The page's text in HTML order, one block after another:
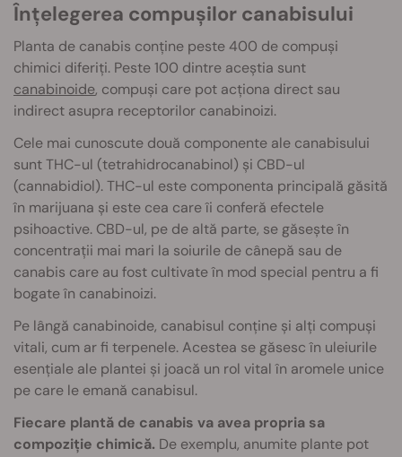
Înțelegerea compușilor canabisului
Planta de canabis conține peste 400 de compuși
chimici diferiți. Peste 100 dintre aceștia sunt
canabinoide, compuși care pot acționa direct sau
indirect asupra receptorilor canabinoizi.
Cele mai cunoscute două componente ale canabisului
sunt THC-ul (tetrahidrocanabinol) și CBD-ul
(cannabidiol). THC-ul este componenta principală găsită
în marijuana și este cea care îi conferă efectele
psihoactive. CBD-ul, pe de altă parte, se găsește în
concentrații mai mari la soiurile de cânepă sau de
canabis care au fost cultivate în mod special pentru a fi
bogate în canabinoizi.
Pe lângă canabinoide, canabisul conține și alți compuși
vitali, cum ar fi terpenele. Acestea se găsesc în uleiurile
esențiale ale plantei și joacă un rol vital în aromele unice
pe care le emană canabisul.
Fiecare plantă de canabis va avea propria sa
compoziție chimică. De exemplu, anumite plante pot